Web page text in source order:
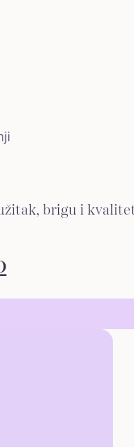
brigu i
TRENUTNA
CENA